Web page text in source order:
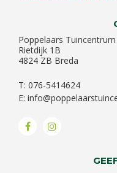
Poppelaars Tuincentrum
Rietdijk 1B
4824 ZB Breda
T: 076-5414624
E: